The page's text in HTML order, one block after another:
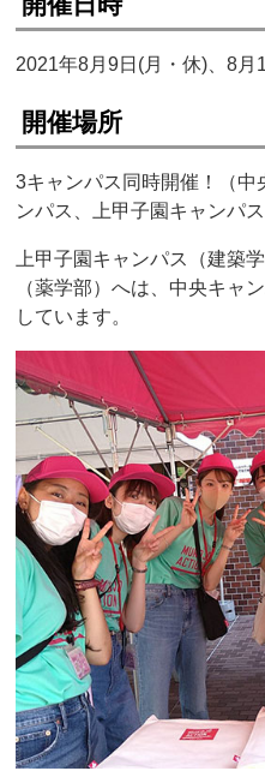
2021年8月9日(月・休)、8月
開催場所
3キャンパス同時開催！（中
ンパス、上甲子園キャンパス
上甲子園キャンパス（建築
（薬学部）へは、中央キャ
しています。